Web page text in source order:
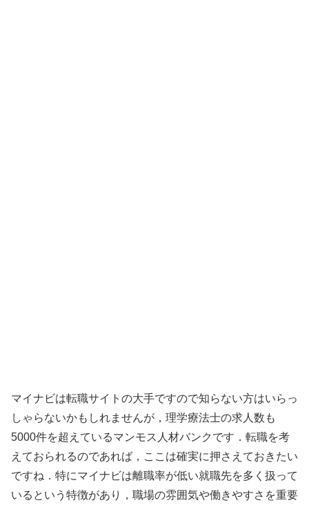
マイナビは転職サイトの大手ですので知らない方はいらっ
しゃらないかもしれませんが，理学療法士の求人数も
5000件を超えているマンモス人材バンクです．転職を考
えておられるのであれば，ここは確実に押さえておきたい
ですね．特にマイナビは離職率が低い就職先を多く扱って
いるという特徴があり，職場の雰囲気や働きやすさを重要